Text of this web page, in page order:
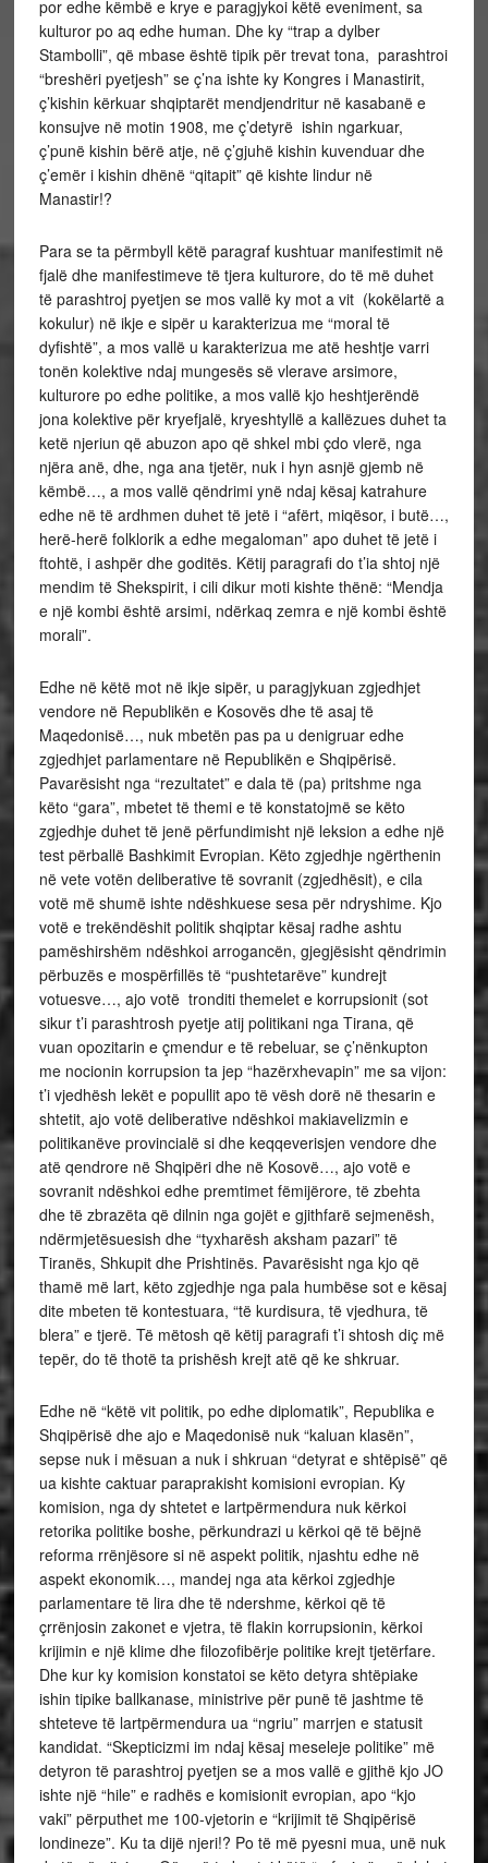
por edhe këmbë e krye e paragjykoi këtë eveniment, sa
kulturor po aq edhe human. Dhe ky “trap a dylber
Stambolli”, që mbase është tipik për trevat tona, parashtroi
“breshëri pyetjesh” se ç’na ishte ky Kongres i Manastirit,
ç’kishin kërkuar shqiptarët mendjendritur në kasabanë e
konsujve në motin 1908, me ç’detyrë ishin ngarkuar,
ç’punë kishin bërë atje, në ç’gjuhë kishin kuvenduar dhe
ç’emër i kishin dhënë “qitapit” që kishte lindur në
Manastir!?
Para se ta përmbyll këtë paragraf kushtuar manifestimit në
fjalë dhe manifestimeve të tjera kulturore, do të më duhet
të parashtroj pyetjen se mos vallë ky mot a vit (kokëlartë a
kokulur) në ikje e sipër u karakterizua me “moral të
dyfishtë”, a mos vallë u karakterizua me atë heshtje varri
tonën kolektive ndaj mungesës së vlerave arsimore,
kulturore po edhe politike, a mos vallë kjo heshtjerëndë
jona kolektive për kryefjalë, kryeshtyllë a kallëzues duhet ta
ketë njeriun që abuzon apo që shkel mbi çdo vlerë, nga
njëra anë, dhe, nga ana tjetër, nuk i hyn asnjë gjemb në
këmbë…, a mos vallë qëndrimi ynë ndaj kësaj katrahure
edhe në të ardhmen duhet të jetë i “afërt, miqësor, i butë…,
herë-herë folklorik a edhe megaloman” apo duhet të jetë i
ftohtë, i ashpër dhe goditës. Këtij paragrafi do t’ia shtoj një
mendim të Shekspirit, i cili dikur moti kishte thënë: “Mendja
e një kombi është arsimi, ndërkaq zemra e një kombi është
morali”.
Edhe në këtë mot në ikje sipër, u paragjykuan zgjedhjet
vendore në Republikën e Kosovës dhe të asaj të
Maqedonisë…, nuk mbetën pas pa u denigruar edhe
zgjedhjet parlamentare në Republikën e Shqipërisë.
Pavarësisht nga “rezultatet” e dala të (pa) pritshme nga
këto “gara”, mbetet të themi e të konstatojmë se këto
zgjedhje duhet të jenë përfundimisht një leksion a edhe një
test përballë Bashkimit Evropian. Këto zgjedhje ngërthenin
në vete votën deliberative të sovranit (zgjedhësit), e cila
votë më shumë ishte ndëshkuese sesa për ndryshime. Kjo
votë e trekëndëshit politik shqiptar kësaj radhe ashtu
pamëshirshëm ndëshkoi arrogancën, gjegjësisht qëndrimin
përbuzës e mospërfillës të “pushtetarëve” kundrejt
votuesve…, ajo votë tronditi themelet e korrupsionit (sot
sikur t’i parashtrosh pyetje atij politikani nga Tirana, që
vuan opozitarin e çmendur e të rebeluar, se ç’nënkupton
me nocionin korrupsion ta jep “hazërxhevapin” me sa vijon:
t’i vjedhësh lekët e popullit apo të vësh dorë në thesarin e
shtetit, ajo votë deliberative ndëshkoi makiavelizmin e
politikanëve provincialë si dhe keqqeverisjen vendore dhe
atë qendrore në Shqipëri dhe në Kosovë…, ajo votë e
sovranit ndëshkoi edhe premtimet fëmijërore, të zbehta
dhe të zbrazëta që dilnin nga gojët e gjithfarë sejmenësh,
ndërmjetësuesish dhe “tyxharësh aksham pazari” të
Tiranës, Shkupit dhe Prishtinës. Pavarësisht nga kjo që
thamë më lart, këto zgjedhje nga pala humbëse sot e kësaj
dite mbeten të kontestuara, “të kurdisura, të vjedhura, të
blera” e tjerë. Të mëtosh që këtij paragrafi t’i shtosh diç më
tepër, do të thotë ta prishësh krejt atë që ke shkruar.
Edhe në “këtë vit politik, po edhe diplomatik”, Republika e
Shqipërisë dhe ajo e Maqedonisë nuk “kaluan klasën”,
sepse nuk i mësuan a nuk i shkruan “detyrat e shtëpisë” që
ua kishte caktuar paraprakisht komisioni evropian. Ky
komision, nga dy shtetet e lartpërmendura nuk kërkoi
retorika politike boshe, përkundrazi u kërkoi që të bëjnë
reforma rrënjësore si në aspekt politik, njashtu edhe në
aspekt ekonomik…, mandej nga ata kërkoi zgjedhje
parlamentare të lira dhe të ndershme, kërkoi që të
çrrënjosin zakonet e vjetra, të flakin korrupsionin, kërkoi
krijimin e një klime dhe filozofibërje politike krejt tjetërfare.
Dhe kur ky komision konstatoi se këto detyra shtëpiake
ishin tipike ballkanase, ministrive për punë të jashtme të
shteteve të lartpërmendura ua “ngriu” marrjen e statusit
kandidat. “Skepticizmi im ndaj kësaj meseleje politike” më
detyron të parashtroj pyetjen se a mos vallë e gjithë kjo JO
ishte një “hile” e radhës e komisionit evropian, apo “kjo
vaki” përputhet me 100-vjetorin e “krijimit të Shqipërisë
londineze”. Ku ta dijë njeri!? Po të më pyesni mua, unë nuk